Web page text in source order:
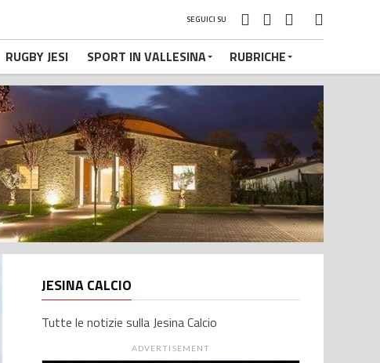
SEGUICI SU
RUGBY JESI SPORT IN VALLESINA RUBRICHE
JESINA CALCIO
Tutte le notizie sulla Jesina Calcio
ADVERTISEMENT